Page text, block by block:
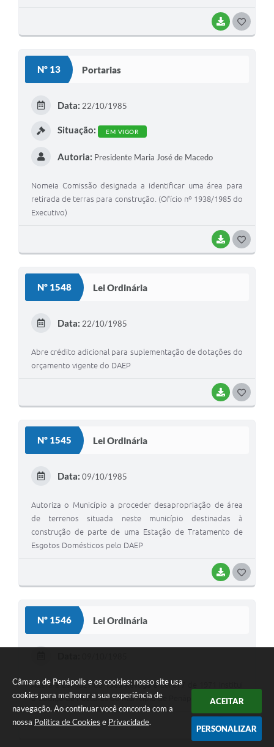
Câmara de Penápolis e os cookies: nosso site usa
cookies para melhorar a sua experiência de
navegação. Ao continuar você concorda com a
nossa Política de Cookies e Privacidade.
ACEITAR
PERSONALIZAR
BAIXAR
Nº 13 Portarias
BAIXAR
Data: 22/10/1985
Situação: EM VIGOR
Autoria: Presidente Maria José de Macedo
Nomeia Comissão designada a identificar uma área para
retirada de terras para construção. (Ofício nº 1938/1985 do
Executivo)
Nº 1548 Lei Ordinária
BAIXAR
Data: 22/10/1985
Abre crédito adicional para suplementação de dotações do
orçamento vigente do DAEP
Nº 1545 Lei Ordinária
BAIXAR
Data: 09/10/1985
Autoriza o Município a proceder desapropriação de área
de terrenos situada neste município destinadas à
construção de parte de uma Estação de Tratamento de
Esgotos Domésticos pelo DAEP
Nº 1546 Lei Ordinária
BAIXARGOSTEI
Altera a Lei 1527 de 1985 Revoga a Lei 677 de 1971 Institui
o Código de Posturas do Município de Penápolis